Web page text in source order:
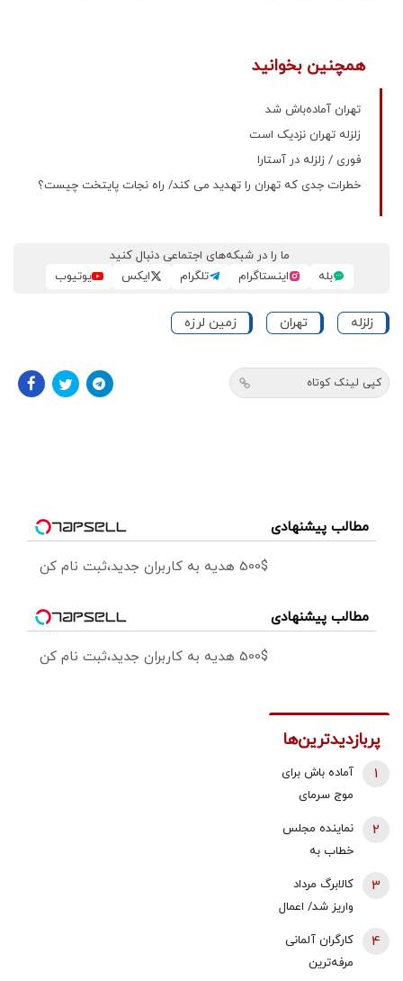
همچنین بخوانید
تهران آماده‌باش شد
زلزله تهران نزدیک است
فوری / زلزله در آستارا
خطرات جدی که تهران را تهدید می کند/ راه نجات پایتخت چیست؟
ما را در شبکه‌های اجتماعی دنبال کنید
بله
اینستاگرام تلگرام ایکس یوتیوب
زلزله تهران زمین لرزه
کپی لینک کوتاه
مطالب پیشنهادی
500$ هدیه به کاربران جدید،ثبت نام کن
مطالب پیشنهادی
500$ هدیه به کاربران جدید،ثبت نام کن
پربازدیدترین‌ها
آماده باش برای
موج سرمای
1
نماینده مجلس
خطاب به
بقایی: شما
سخنگو
هستید، نه
سخن‌نگو!
2
کالابرگ مرداد
واریز شد/ اعمال
تغییرات جدید
در زمان بندی
3
کارگران آلمانی
مرفه‌ترین
4